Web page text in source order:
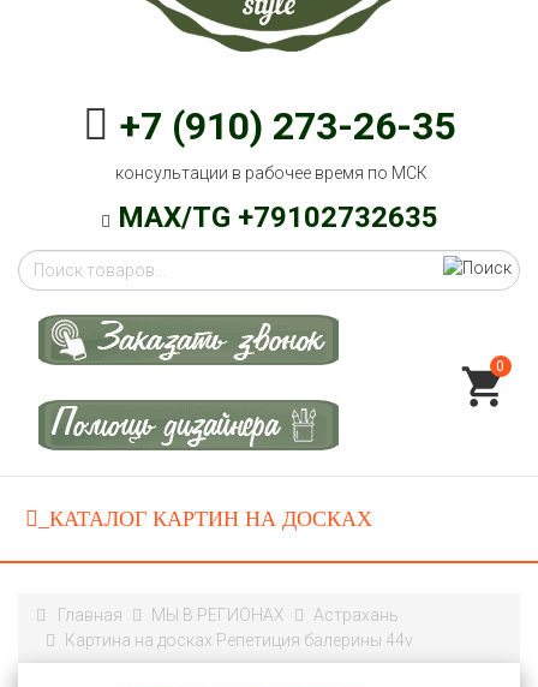
+7 (910) 273-26-35
консультации в рабочее время по МСК
MAX/TG +79102732635
0
Главная МЫ В РЕГИОНАХ
Астрахань
Картина на досках Репетиция балерины 44v